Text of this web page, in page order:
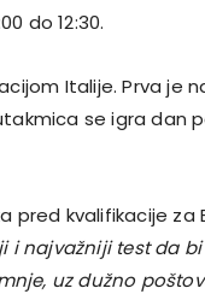
do 12:30.
Italije. Prva je
se igra dan
pred kvalifikacije za
i najvažniji test da
uz dužno